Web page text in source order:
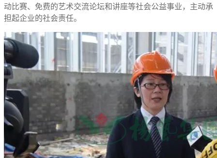
动比赛、免费的艺术交流论坛和讲座等社会公益事业，主动承
担起企业的社会责任。